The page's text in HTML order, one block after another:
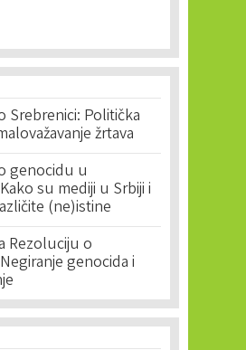
Srebrenici: Politička
žrtava
genocidu u
su mediji u Srbiji i
(ne)istine
Rezoluciju o
genocida i